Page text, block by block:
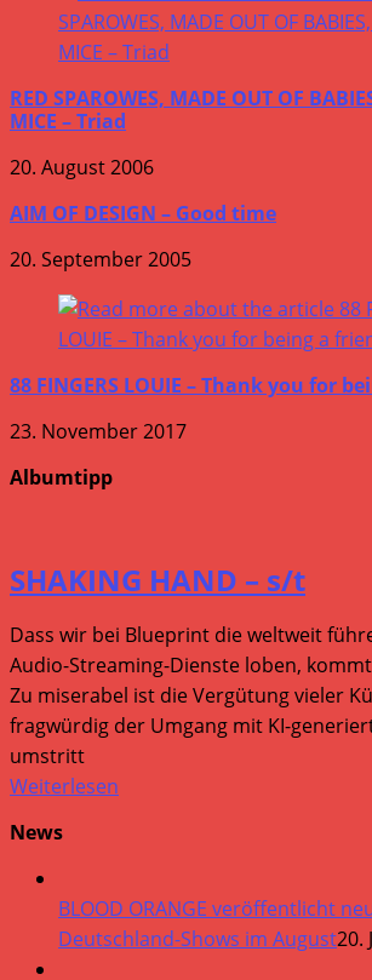
RED SPAROWES, MADE OUT OF
MICE – Triad
20. August 2006
AIM OF DESIGN – Good time
20. September 2005
88 FINGERS LOUIE – Thank you for
23. November 2017
Albumtipp
SHAKING HAND – s/t
Dass wir bei Blueprint die weltweit
Audio-Streaming-Dienste loben,
Zu miserabel ist die Vergütung vieler
fragwürdig der Umgang mit KI-
umstritt
Weiterlesen
News
BLOOD ORANGE veröffentlicht
Deutschland-Shows im August20.